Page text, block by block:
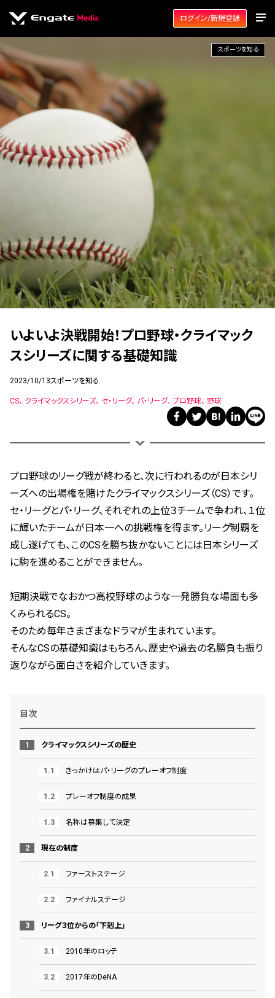
ログイン/新規登録
スポーツを知る
いよいよ決戦開始！プロ野球・クライマック
スシリーズに関する基礎知識
2023/10/13スポーツを知る
CS クライマックスシリーズ セ・リーグ パ・リーグ プロ野球 野球
プロ野球のリーグ戦が終わると、次に行われるのが日本シリ
ーズへの出場権を賭けたクライマックスシリーズ（CS）です。
セ・リーグとパ・リーグ、それぞれの上位３チームで争われ、１位
に輝いたチームが日本一への挑戦権を得ます。リーグ制覇を
成し遂げても、このCSを勝ち抜かないことには日本シリーズ
に駒を進めることができません。
短期決戦でなおかつ高校野球のような一発勝負な場面も多
くみられるCS。
そのため毎年さまざまなドラマが生まれています。
そんなCSの基礎知識はもちろん、歴史や過去の名勝負も振り
返りながら面白さを紹介していきます。
目次
クライマックスシリーズの歴史
きっかけはパ・リーグのプレーオフ制度
プレーオフ制度の成果
名称は募集して決定
現在の制度
ファーストステージ
ファイナルステージ
リーグ３位からの「下剋上」
2010年のロッテ
2017年のDeNA